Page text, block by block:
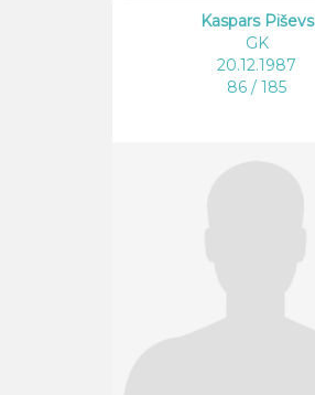
Kaspars Piševs
GK
20.12.1987
86 / 185